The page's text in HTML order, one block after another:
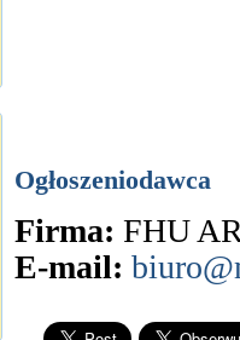
Ogłoszeniodawca
Firma: FHU
E-mail: